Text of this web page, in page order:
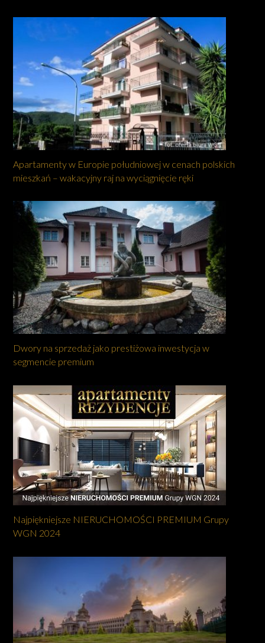
Apartamenty w Europie południowej w cenach polskich
mieszkań – wakacyjny raj na wyciągnięcie ręki
Dwory na sprzedaż jako prestiżowa inwestycja w
segmencie premium
Najpiękniejsze NIERUCHOMOŚCI PREMIUM Grupy
WGN 2024